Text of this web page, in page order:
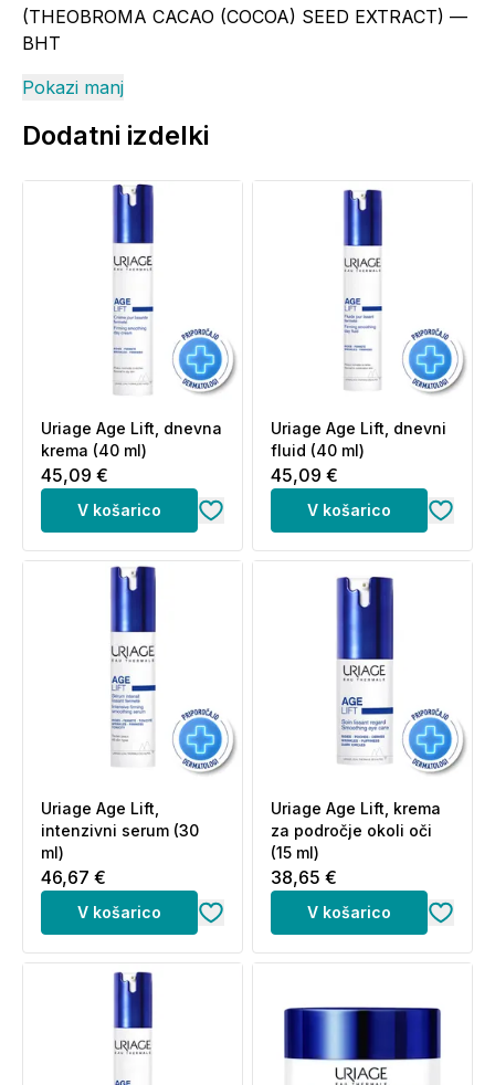
(THEOBROMA CACAO (COCOA) SEED EXTRACT) —
BHT
Pokazi manj
Dodatni izdelki
Uriage Age Lift, dnevna
krema (40 ml)
45,09 €
V košarico
Uriage Age Lift, dnevni
fluid (40 ml)
45,09 €
V košarico
Uriage Age Lift,
intenzivni serum (30
ml)
46,67 €
V košarico
Uriage Age Lift, krema
za področje okoli oči
(15 ml)
38,65 €
V košarico